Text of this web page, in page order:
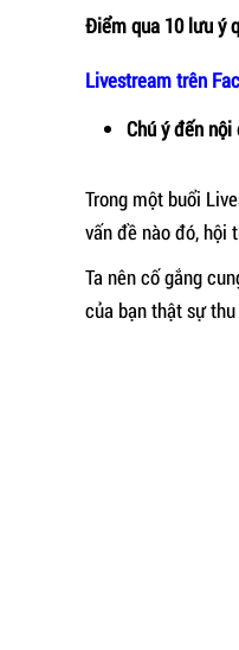
Điểm qua 10 lưu ý
Livestream trên
Chú ý đến nội
Trong một buổi
vấn đề nào đó, hội
Ta nên cố gắng
của bạn thật sự